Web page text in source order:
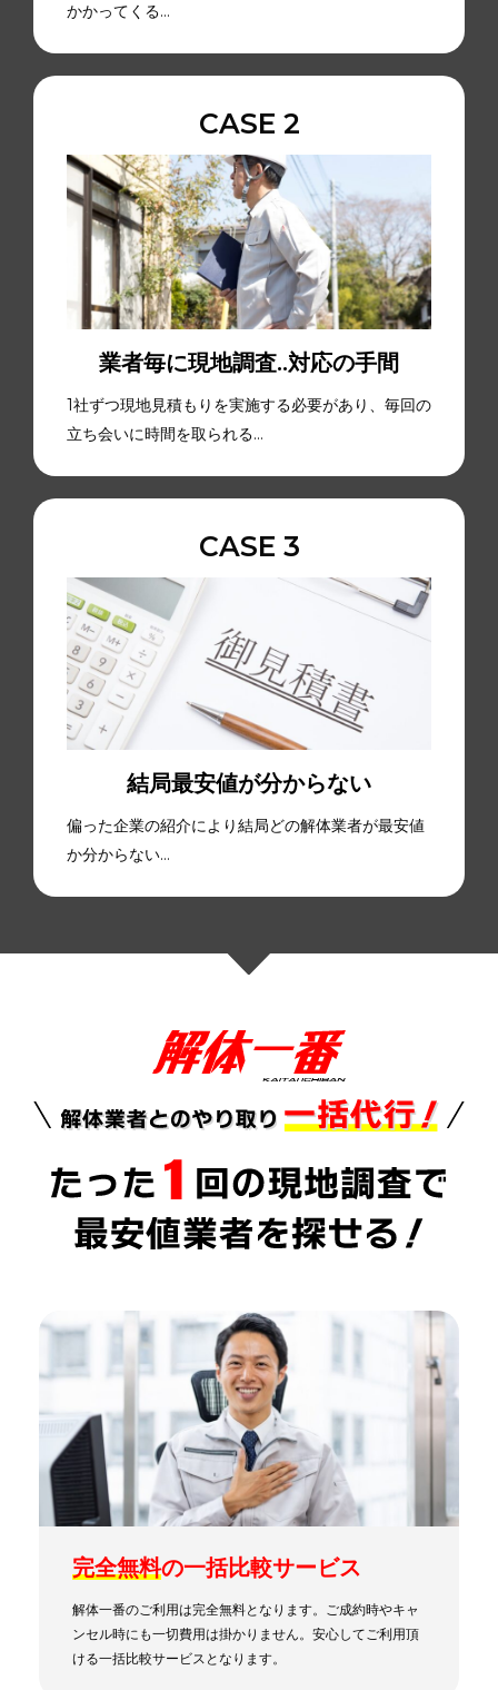
かかってくる…
CASE 2
業者毎に現地調査..対応の手間
1社ずつ現地見積もりを実施する必要があり、毎回の
立ち会いに時間を取られる…
CASE 3
結局最安値が分からない
偏った企業の紹介により結局どの解体業者が最安値
か分からない…
完全無料の一括比較サービス
解体一番のご利用は完全無料となります。ご成約時やキャ
ンセル時にも一切費用は掛かりません。安心してご利用頂
ける一括比較サービスとなります。